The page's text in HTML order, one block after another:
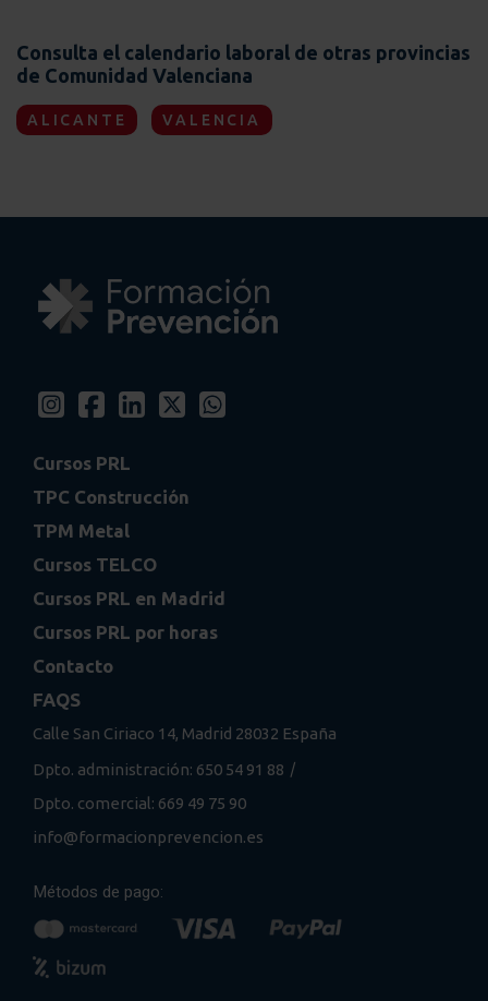
Consulta el calendario laboral de otras provincias
de Comunidad Valenciana
ALICANTE VALENCIA
Cursos PRL
TPC Construcción
TPM Metal
Cursos TELCO
Cursos PRL en Madrid
Cursos PRL por horas
Contacto
FAQS
Calle San Ciriaco 14, Madrid 28032 España
Dpto. administración: 650 54 91 88 /
Dpto. comercial: 669 49 75 90
info@formacionprevencion.es
Métodos de pago: